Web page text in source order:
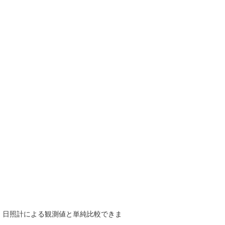
照計による観測値と単純比較できま